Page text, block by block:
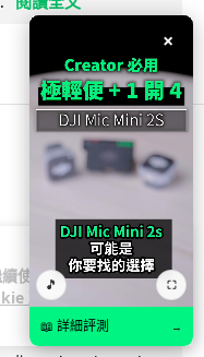
使用
政
模型
×
🎵 ⛶
📖 詳細評測 →